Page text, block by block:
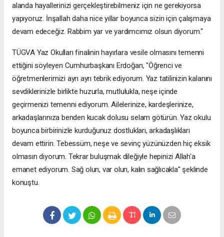
alanda hayallerinizi gerçekleştirebilmeniz için ne gerekiyorsa
yapıyoruz. İnşallah daha nice yıllar boyunca sizin için çalışmaya
devam edeceğiz. Rabbim yar ve yardımcımız olsun diyorum."
TÜGVA Yaz Okulları finalinin hayırlara vesile olmasını temenni
ettiğini söyleyen Cumhurbaşkanı Erdoğan, "Öğrenci ve
öğretmenlerimizi ayrı ayrı tebrik ediyorum. Yaz tatilinizin kalanını
sevdiklerinizle birlikte huzurla, mutlulukla, neşe içinde
geçirmenizi temenni ediyorum. Ailelerinize, kardeşlerinize,
arkadaşlarınıza benden kucak dolusu selam götürün. Yaz okulu
boyunca birbirinizle kurduğunuz dostlukları, arkadaşlıkları
devam ettirin. Tebessüm, neşe ve sevinç yüzünüzden hiç eksik
olmasın diyorum. Tekrar buluşmak dileğiyle hepinizi Allah'a
emanet ediyorum. Sağ olun, var olun, kalın sağlıcakla" şeklinde
konuştu.